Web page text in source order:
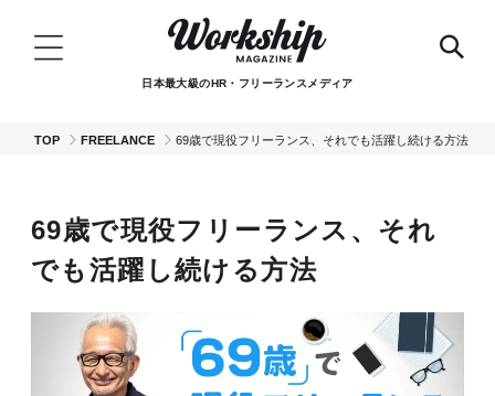
日本最大級のHR・フリーランスメディア
TOP FREELANCE 69歳で現役フリーランス、それでも活躍し続ける方法
69歳で現役フリーランス、それ
でも活躍し続ける方法